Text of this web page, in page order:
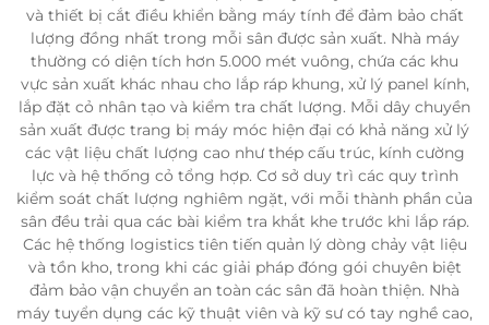
và thiết bị cắt điều khiển bằng máy tính để đảm bảo chất
lượng đồng nhất trong mỗi sân được sản xuất. Nhà máy
thường có diện tích hơn 5.000 mét vuông, chứa các khu
vực sản xuất khác nhau cho lắp ráp khung, xử lý panel kính,
lắp đặt cỏ nhân tạo và kiểm tra chất lượng. Mỗi dây chuyền
sản xuất được trang bị máy móc hiện đại có khả năng xử lý
các vật liệu chất lượng cao như thép cấu trúc, kính cường
lực và hệ thống cỏ tổng hợp. Cơ sở duy trì các quy trình
kiểm soát chất lượng nghiêm ngặt, với mỗi thành phần của
sân đều trải qua các bài kiểm tra khắt khe trước khi lắp ráp.
Các hệ thống logistics tiên tiến quản lý dòng chảy vật liệu
và tồn kho, trong khi các giải pháp đóng gói chuyên biệt
đảm bảo vận chuyển an toàn các sân đã hoàn thiện. Nhà
máy tuyển dụng các kỹ thuật viên và kỹ sư có tay nghề cao,